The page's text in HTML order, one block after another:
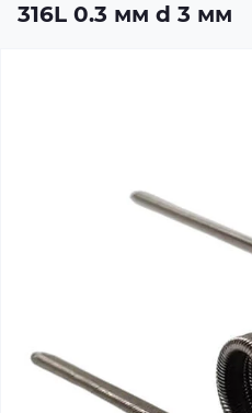
316L 0.3 мм d 3 мм